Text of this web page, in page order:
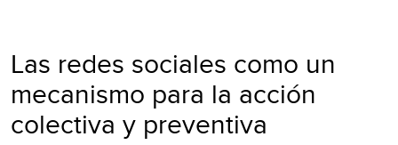
Las redes sociales como un
mecanismo para la acción
colectiva y preventiva